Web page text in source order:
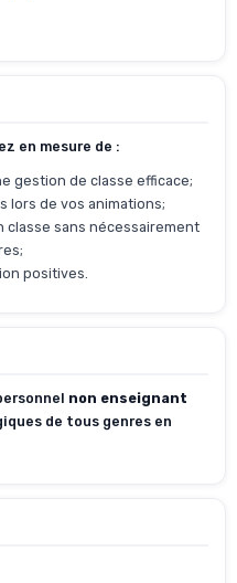
en mesure de :
gestion de classe efficace;
lors de vos animations;
classe sans nécessairement
positives.
non enseignant
de tous genres en